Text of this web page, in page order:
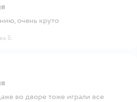
очень круто
Б.
во дворе тоже играли все